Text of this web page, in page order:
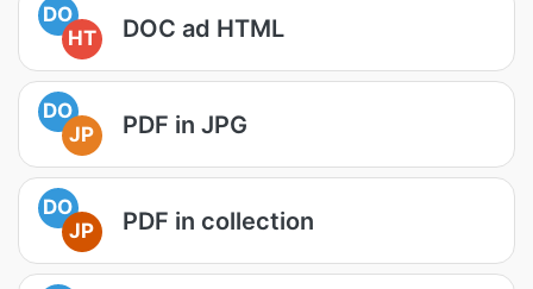
DO
HT
DOC ad HTML
DO
JP
PDF in JPG
DO
JP
PDF in collection